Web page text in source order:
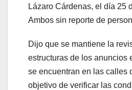
Lázaro Cárdenas, el día 25
Ambos sin reporte de
Dijo que se mantiene la
estructuras de los anuncios
se encuentran en las calles
objetivo de verificar las